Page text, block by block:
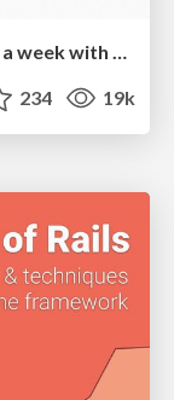
Build your cross-platform service in a week with App Engine
234 19k